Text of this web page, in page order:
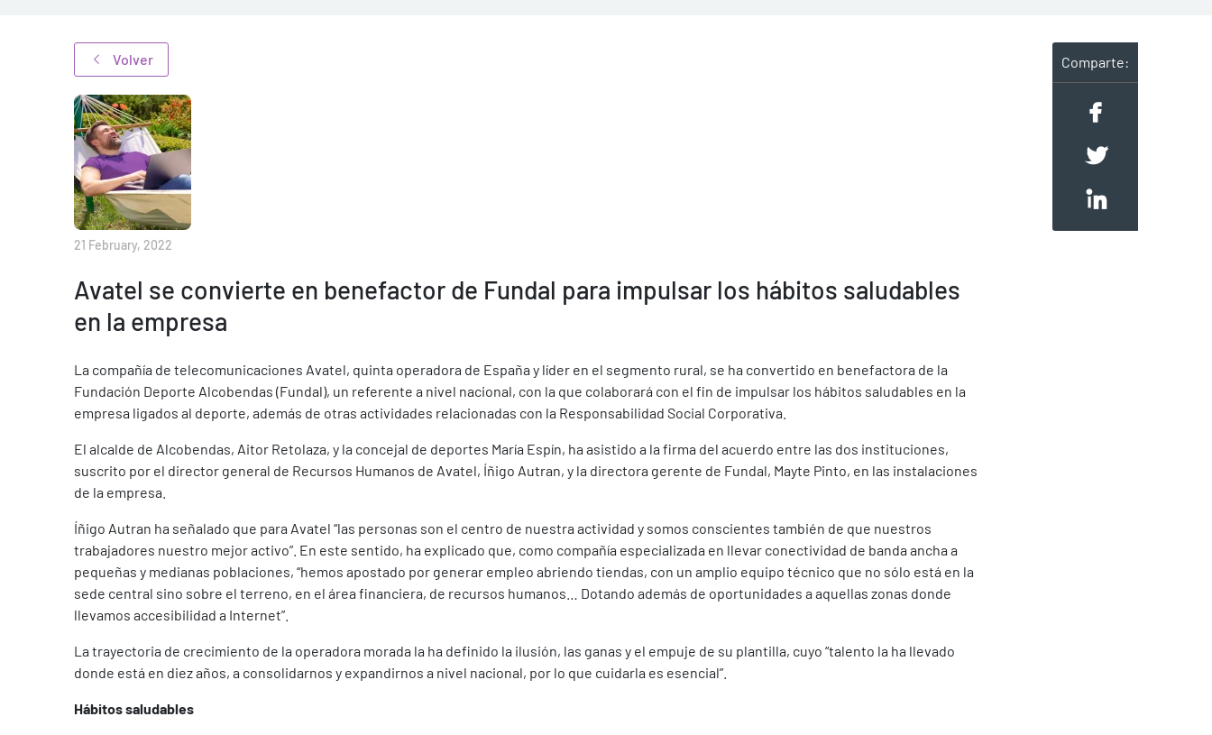
Volver
21 February, 2022
Avatel se convierte en benefactor de Fundal para impulsar los hábitos saludables
en la empresa
La compañía de telecomunicaciones Avatel, quinta operadora de España y líder en el segmento rural, se ha convertido en benefactora de la
Fundación Deporte Alcobendas (Fundal), un referente a nivel nacional, con la que colaborará con el fin de impulsar los hábitos saludables en la
empresa ligados al deporte, además de otras actividades relacionadas con la Responsabilidad Social Corporativa.
El alcalde de Alcobendas, Aitor Retolaza, y la concejal de deportes María Espín, ha asistido a la firma del acuerdo entre las dos instituciones,
suscrito por el director general de Recursos Humanos de Avatel, Íñigo Autran, y la directora gerente de Fundal, Mayte Pinto, en las instalaciones
de la empresa.
Íñigo Autran ha señalado que para Avatel “las personas son el centro de nuestra actividad y somos conscientes también de que nuestros
trabajadores nuestro mejor activo”. En este sentido, ha explicado que, como compañía especializada en llevar conectividad de banda ancha a
pequeñas y medianas poblaciones, “hemos apostado por generar empleo abriendo tiendas, con un amplio equipo técnico que no sólo está en la
sede central sino sobre el terreno, en el área financiera, de recursos humanos… Dotando además de oportunidades a aquellas zonas donde
llevamos accesibilidad a Internet”.
La trayectoria de crecimiento de la operadora morada la ha definido la ilusión, las ganas y el empuje de su plantilla, cuyo “talento la ha llevado
donde está en diez años, a consolidarnos y expandirnos a nivel nacional, por lo que cuidarla es esencial”.
Hábitos saludables
Comparte: